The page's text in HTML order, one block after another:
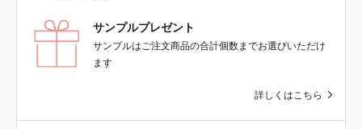
サンプルプレゼント
サンプルはご注文商品の合計個数までお選びいただけ
ます
詳しくはこちら